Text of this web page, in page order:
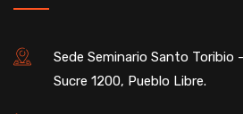
Sede Seminario Santo Toribio
Sucre 1200, Pueblo Libre.